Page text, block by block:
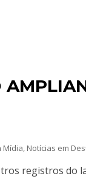
Mídia, Notícias em
registros